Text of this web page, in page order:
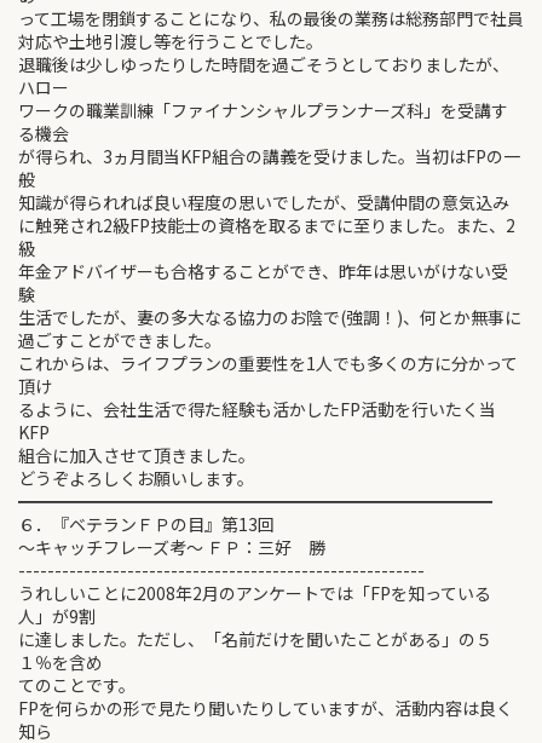
って工場を閉鎖することになり、私の最後の業務は総務部門で社員
対応や土地引渡し等を行うことでした。
退職後は少しゆったりした時間を過ごそうとしておりましたが、
ハロー
ワークの職業訓練「ファイナンシャルプランナーズ科」を受講す
る機会
が得られ、3ヵ月間当KFP組合の講義を受けました。当初はFPの一
般
知識が得られれば良い程度の思いでしたが、受講仲間の意気込み
に触発され2級FP技能士の資格を取るまでに至りました。また、2
級
年金アドバイザーも合格することができ、昨年は思いがけない受
験
生活でしたが、妻の多大なる協力のお陰で(強調！)、何とか無事に
過ごすことができました。
これからは、ライフプランの重要性を1人でも多くの方に分かって
頂け
るように、会社生活で得た経験も活かしたFP活動を行いたく当
KFP
組合に加入させて頂きました。
どうぞよろしくお願いします。
━━━━━━━━━━━━━━━━━━━━━━━━━━━━
６．『ベテランＦＰの目』第13回
～キャッチフレーズ考～ ＦＰ：三好 勝
--------------------------------------------------------
うれしいことに2008年2月のアンケートでは「FPを知っている
人」が9割
に達しました。ただし、「名前だけを聞いたことがある」の５
１％を含め
てのことです。
FPを何らかの形で見たり聞いたりしていますが、活動内容は良く
知ら